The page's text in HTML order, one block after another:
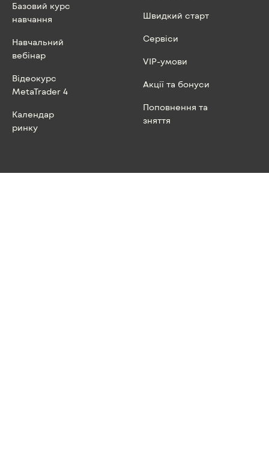
Базовий курс
навчання
Навчальний
вебінар
Відеокурс
MetaTrader 4
Календар
ринку
Швидкий старт
Сервіси
VIP-умови
Акції та бонуси
Поповнення та
зняття